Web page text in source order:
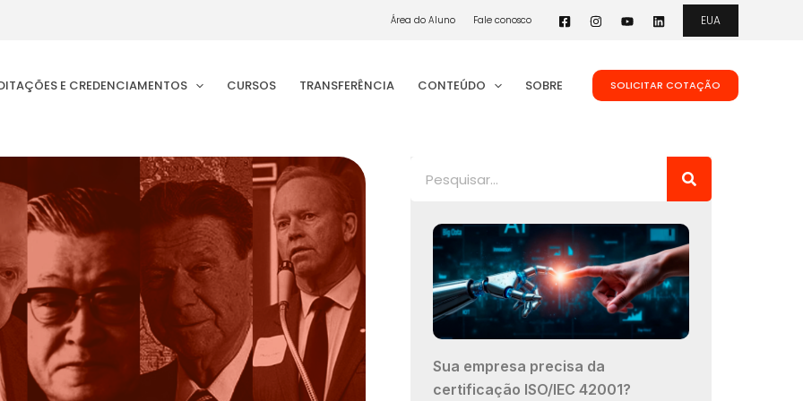
Área do Aluno Fale conosco EUA
E CREDENCIAMENTOS CURSOS TRANSFERÊNCIA CONTEÚDO SOBRE SOLICITAR COTAÇÃO
Sua empresa precisa da
certificação ISO/IEC 42001?